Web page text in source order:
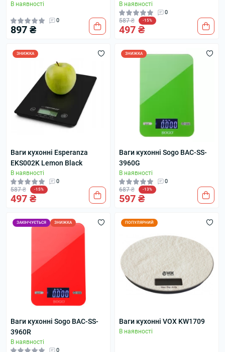
В наявності
0
897 ₴
В наявності
0
587 ₴ -15%
497 ₴
ЗНИЖКА
Ваги кухонні Esperanza
EKS002K Lemon Black
В наявності
0
587 ₴ -15%
497 ₴
ЗНИЖКА
Ваги кухонні Sogo BAC-SS-
3960G
В наявності
0
687 ₴ -13%
597 ₴
ЗАКІНЧУЄТЬСЯ ЗНИЖКА
Ваги кухонні Sogo BAC-SS-
3960R
В наявності
0
ПОПУЛЯРНИЙ
Ваги кухонні VOX KW1709
В наявності